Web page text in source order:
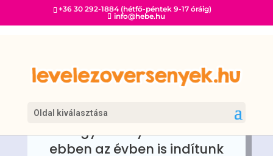
+36 30 292-1884 (hétfő-péntek 9-17 óráig)
info@hebe.hu
Oldal kiválasztása
A hagyományokhoz híven
ebben az évben is indítunk